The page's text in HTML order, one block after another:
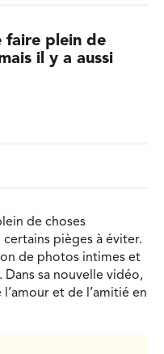
faire plein de
il y a aussi
de choses
certains pièges à éviter.
de photos intimes et
sa nouvelle vidéo,
et de l’amitié en